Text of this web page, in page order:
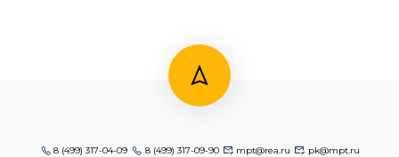
8 (499) 317-04-09 8 (499) 317-09-90 mpt@rea.ru pk@mpt.ru